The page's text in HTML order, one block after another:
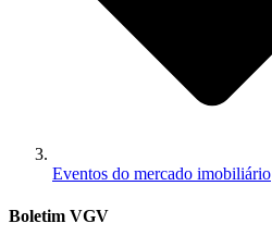
Eventos do mercado imobiliário
Boletim VGV